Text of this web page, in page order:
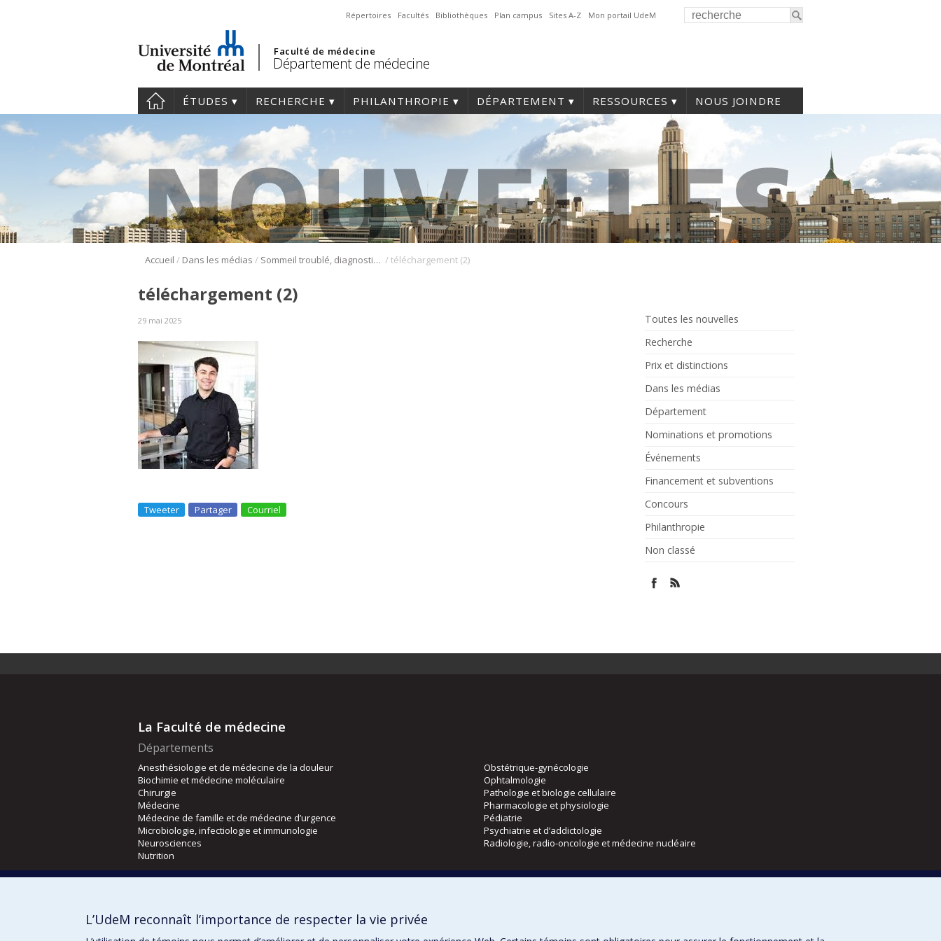
Répertoires Facultés Bibliothèques Plan campus Sites A-Z Mon portail UdeM
Faculté de médecine
Département de médecine
ÉTUDES RECHERCHE PHILANTHROPIE DÉPARTEMENT RESSOURCES NOUS JOINDRE
Accueil / Dans les médias / Sommeil troublé, diagnostic troublant /téléchargement (2)
Toutes les nouvelles
Recherche
Prix et distinctions
Dans les médias
Département
Nominations et promotions
Événements
Financement et subventions
Concours
Philanthropie
Non classé
téléchargement (2)
29 mai 2025
Tweeter Partager Courriel
La Faculté de médecine
Départements
Anesthésiologie et de médecine de la douleur
Biochimie et médecine moléculaire
Chirurgie
Médecine
Médecine de famille et de médecine d’urgence
Microbiologie, infectiologie et immunologie
Neurosciences
Nutrition
Obstétrique-gynécologie
Ophtalmologie
Pathologie et biologie cellulaire
Pharmacologie et physiologie
Pédiatrie
Psychiatrie et d’addictologie
Radiologie, radio-oncologie et médecine nucléaire
Orthophonie et audiologie
L’UdeM reconnaît l’importance de respecter la vie privée